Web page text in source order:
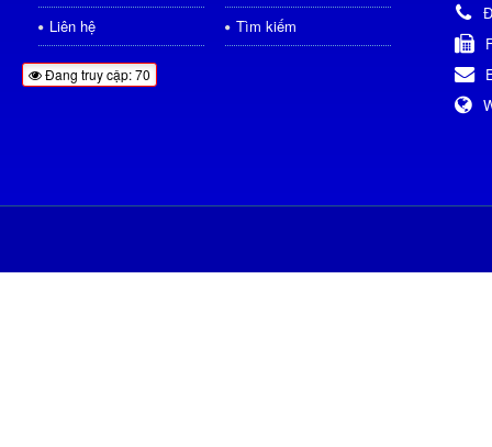
Liên hệ
Tìm kiếm
Đang truy cập: 70